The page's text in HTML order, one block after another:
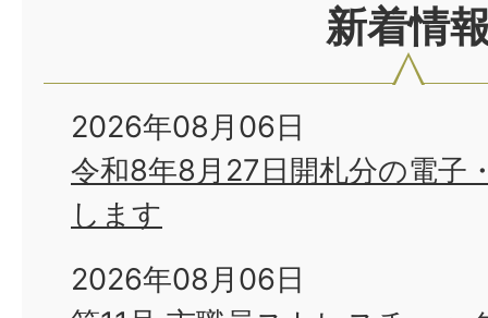
新着情
2026年08月06日
令和8年8月27日開札分の電子
します
2026年08月06日